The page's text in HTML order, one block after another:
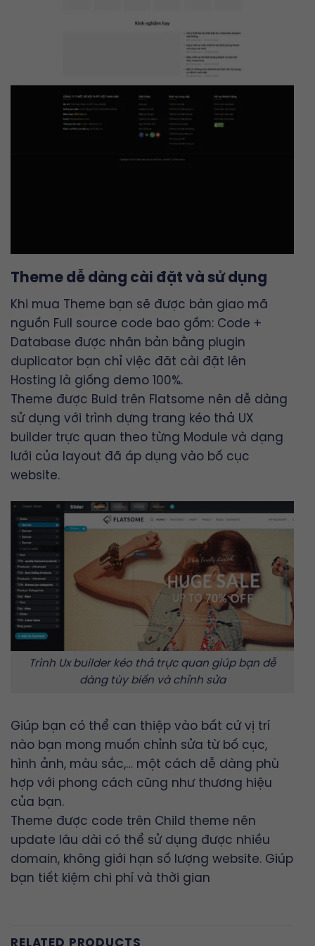
Theme dễ dàng cài đặt và sử dụng
Khi mua Theme bạn sẽ được bàn giao mã
nguồn Full source code bao gồm: Code +
Database được nhân bản bằng plugin
duplicator bạn chỉ việc đăt cài đặt lên
Hosting là giống demo 100%.
Theme được Buid trên Flatsome nên dễ dàng
sử dụng với trình dựng trang kéo thả UX
builder trực quan theo từng Module và dạng
lưới của layout đã áp dụng vào bố cục
website.
Trình Ux builder kéo thả trực quan giúp bạn dễ
dàng tùy biến và chỉnh sửa
Giúp bạn có thể can thiệp vào bất cứ vị trí
nào bạn mong muốn chỉnh sửa từ bố cục,
hình ảnh, màu sắc,… một cách dễ dàng phù
hợp với phong cách cũng như thương hiệu
của bạn.
Theme được code trên Child theme nên
update lâu dài có thể sử dụng được nhiều
domain, không giới hạn số lượng website. Giúp
bạn tiết kiệm chi phí và thời gian
RELATED PRODUCTS